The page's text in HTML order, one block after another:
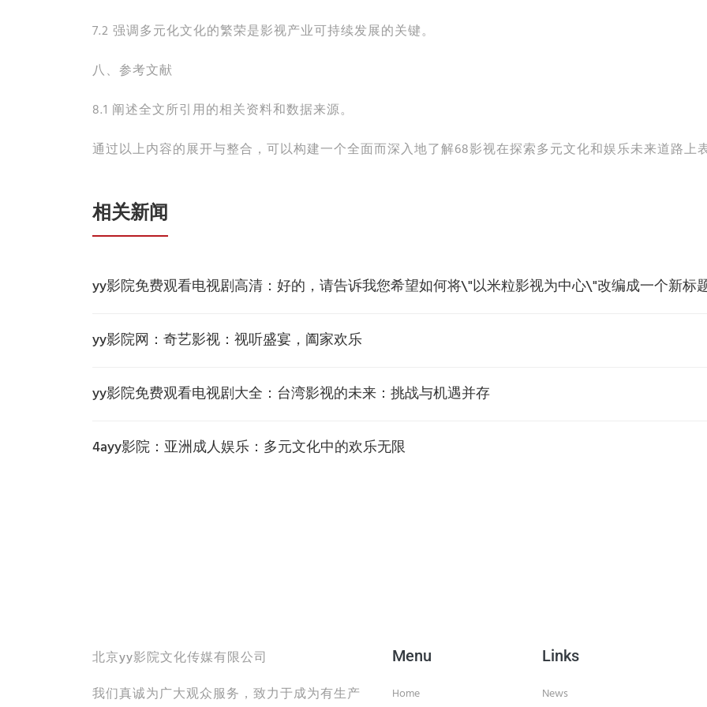
7.2 强调多元化文化的繁荣是影视产业可持续发展的关键。
八、参考文献
8.1 阐述全文所引用的相关资料和数据来源。
通过以上内容的展开与整合，可以构建一个全面而深入地了解68影视在探索多元文化和娱乐未来道路上
相关新闻
yy影院免费观看电视剧高清：好的，请告诉我您希望如何将\"以米粒影视为中心\"改编成一个新标题
yy影院网：奇艺影视：视听盛宴，阖家欢乐
yy影院免费观看电视剧大全：台湾影视的未来：挑战与机遇并存
4ayy影院：亚洲成人娱乐：多元文化中的欢乐无限
北京yy影院文化传媒有限公司
我们真诚为广大观众服务，致力于成为有生产
Menu
Home
Links
News